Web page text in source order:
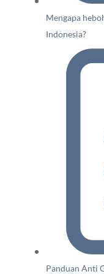
Mengapa
Indonesia?
Panduan Anti